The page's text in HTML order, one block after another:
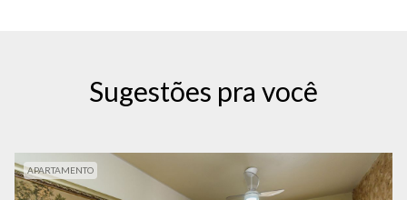
Sugestões pra você
APARTAMENTO